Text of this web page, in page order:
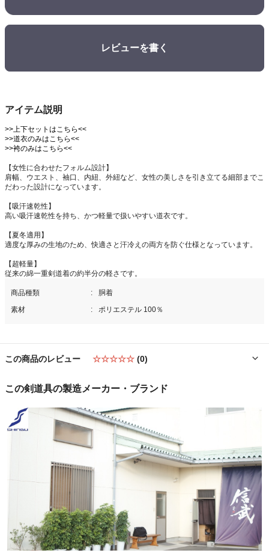
レビューを書く
アイテム説明
>>上下セットはこちら<<
>>道衣のみはこちら<<
>>袴のみはこちら<<
【女性に合わせたフォルム設計】
肩幅、ウエスト、袖口、内紐、外紐など、女性の美しさを引き立てる細部までこ
だわった設計になっています。
【吸汗速乾性】
高い吸汗速乾性を持ち、かつ軽量で扱いやすい道衣です。
【夏冬適用】
適度な厚みの生地のため、快適さと汗冷えの両方を防ぐ仕様となっています。
【超軽量】
従来の綿一重剣道着の約半分の軽さです。
商品種類
胴着
素材
ポリエステル 100％
この商品のレビュー ☆☆☆☆☆ (0)
この剣道具の製造メーカー・ブランド